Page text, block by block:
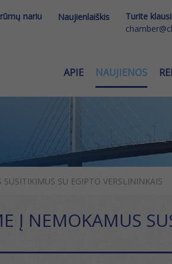
nariu Naujienlaiškis Turite
APIE NAUJIENOS
SU EGIPTO VERSLININKAIS
Į NEMOKAMUS